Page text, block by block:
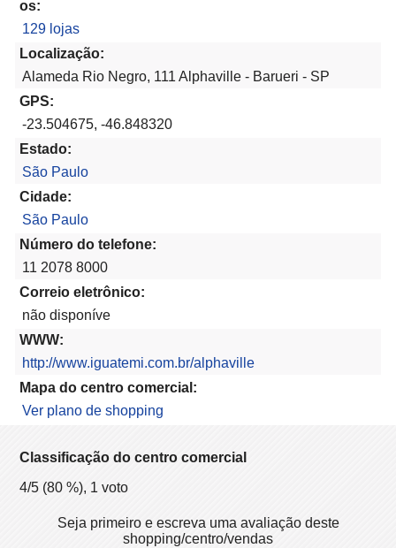
os:
129 lojas
Localização:
Alameda Rio Negro, 111 Alphaville - Barueri - SP
GPS:
-23.504675, -46.848320
Estado:
São Paulo
Cidade:
São Paulo
Número do telefone:
11 2078 8000
Correio eletrônico:
não disponíve
WWW:
http://www.iguatemi.com.br/alphaville
Mapa do centro comercial:
Ver plano de shopping
Classificação do centro comercial
4/5 (80 %), 1 voto
Seja primeiro e escreva uma avaliação deste
shopping/centro/vendas